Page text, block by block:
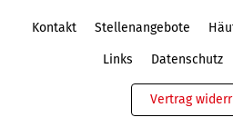
Kontakt Stellenangebote
Links Datenschutz
Vertrag